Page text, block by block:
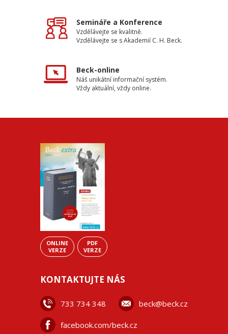
Semináře a Konference
Vzdělávejte se kvalitně.
Vzdělávejte se s Akademií C. H. Beck.
Beck-online
Náš unikátní informační systém.
Vždy aktuální, vždy online.
ONLINE
VERZE
PDF
VERZE
KONTAKTUJTE NÁS
733 734 348 beck@beck.cz
facebook.com/beck.cz